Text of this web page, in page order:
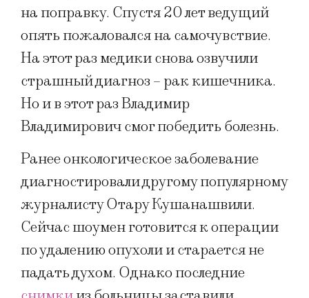
на поправку. Спустя 20 лет ведущий
опять пожаловался на самочувствие.
На этот раз медики снова озвучили
страшный диагноз – рак кишечника.
Но и в этот раз Владимир
Владимирович смог победить болезнь.
Ранее онкологическое заболевание
диагностировали другому популярному
журналисту Отару Кушанашвили.
Сейчас шоумен готовится к операции
по удалению опухоли и старается не
падать духом. Однако последние